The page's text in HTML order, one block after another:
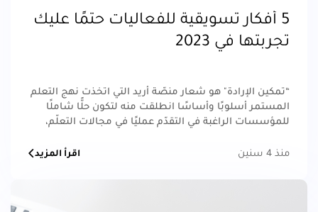
5 أفكار تسويقية للفعاليات حتمًا عليك
تجربتها في 2023
“تمكين الإرادة" هو شعار منصّة أريد التي اتخذت نهج التعلم
المستمر أسلوبًا وأساسًا انطلقت منه لتكون حلًّا شاملًا
للمؤسسات الراغبة في التقدّم عمليًا في مجالات التعلّم،
منذ 4 سنين
اقرأ المزيد